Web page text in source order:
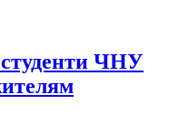
студенти ЧНУ